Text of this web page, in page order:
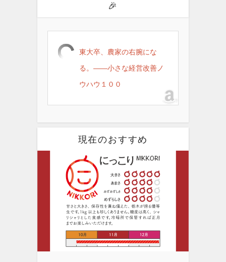
🎉
東大卒、農家の右腕にな
る。――小さな経営改善ノ
ウハウ１００
現在のおすすめ